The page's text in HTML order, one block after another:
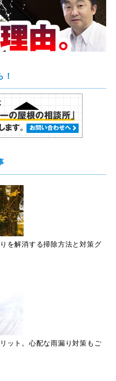
！
を解消する掃除方法と対策グ
ット。心配な雨漏り対策もご